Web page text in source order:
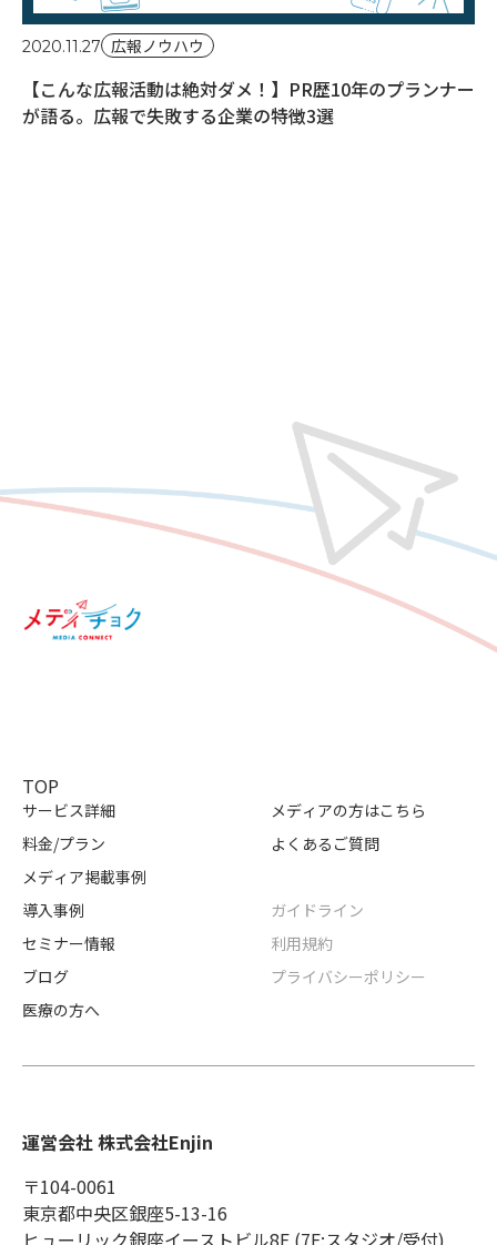
2020.11.27 広報ノウハウ
【こんな広報活動は絶対ダメ！】PR歴10年のプランナー
が語る。広報で失敗する企業の特徴3選
TOP
サービス詳細
料金/プラン
メディア掲載事例
導入事例
セミナー情報
ブログ
医療の方へ
メディアの方はこちら
よくあるご質問
ガイドライン
利用規約
プライバシーポリシー
運営会社 株式会社Enjin
〒104-0061
東京都中央区銀座5-13-16
ヒューリック銀座イーストビル8F (7F:スタジオ/受付)